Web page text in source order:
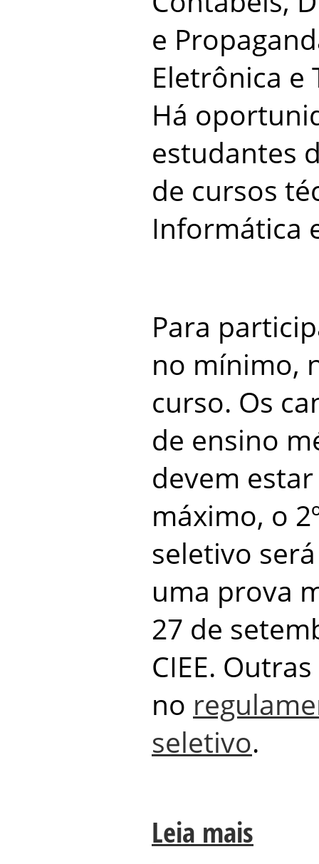
e
Eletrônica e
Há
estudantes
de cursos
Informática
Para
no mínimo,
curso. Os
de ensino
devem
máximo, o
seletivo
uma prova
27 de
CIEE.
no
seletivo.
Leia mais